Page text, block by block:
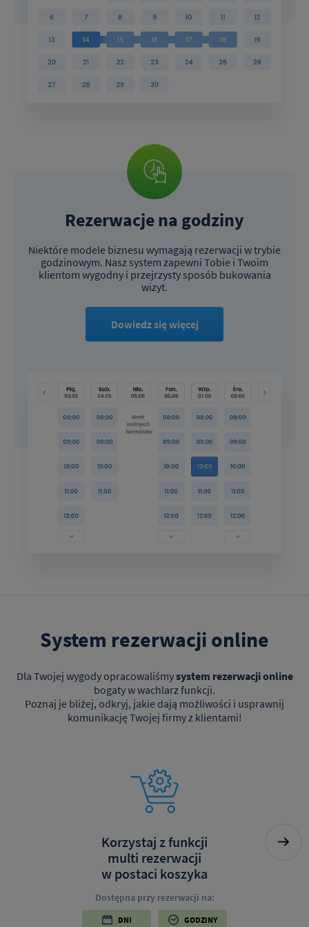
Rezerwacje na godziny
Niektóre modele biznesu wymagają rezerwacji w trybie
godzinowym. Nasz system zapewni Tobie i Twoim
klientom wygodny i przejrzysty sposób bukowania
wizyt.
Dowiedz się więcej
System rezerwacji online
Dla Twojej wygody opracowaliśmysystem rezerwacji online
bogaty w wachlarz funkcji.
Poznaj je bliżej, odkryj, jakie dają możliwości i usprawnij
komunikację Twojej firmy z klientami!
Korzystaj z funkcji
multi rezerwacji
w postaci koszyka
Dostępna przy rezerwacji na:
DNI GODZINY